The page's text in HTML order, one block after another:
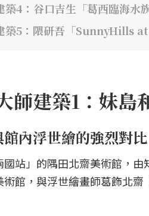
4：谷口吉生「葛西臨海水族
築5：隈研吾「SunnyHills
師建築1：妹島
內浮世繪的強烈對比
站」的隅田北齋美術館，
術館，與浮世繪畫師葛飾北